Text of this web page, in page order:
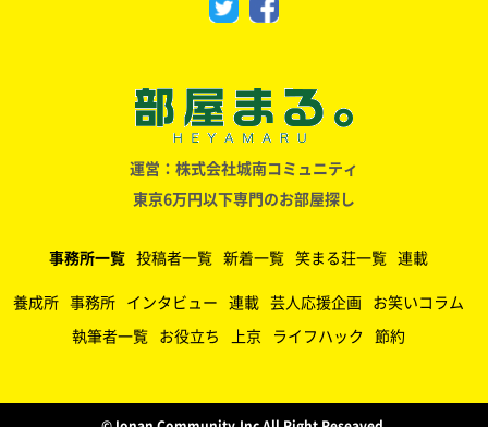
運営：株式会社城南コミュニティ
東京6万円以下専門のお部屋探し
事務所一覧 投稿者一覧 新着一覧 笑まる荘一覧 連載
養成所 事務所 インタビュー 連載 芸人応援企画 お笑いコラム
執筆者一覧 お役立ち 上京 ライフハック 節約